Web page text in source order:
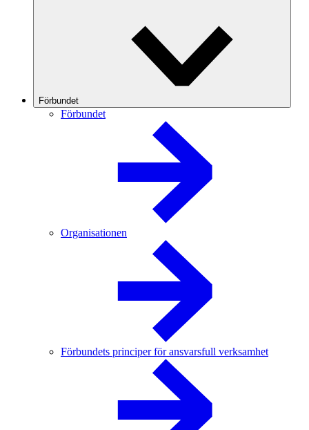
Förbundet
Förbundet
Organisationen
Förbundets principer för ansvarsfull verksamhet